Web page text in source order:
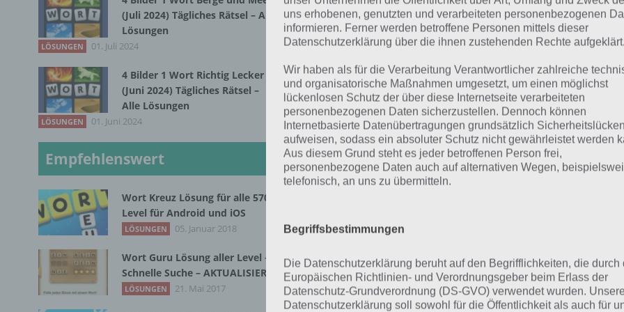
Icomania Level 4 Lösung
132
Nachfolgend haben wir die Lösung zu Icomania in zwei
als Tabelle. Diese ist dabei nach Thema sortiert. Wenn du
musst, brauchst du bloß entsprechend hinzuscrollen und
Bildern und die Lösung dazu.
Wenn dir die Lösung zu Level 4 von Icomania
Häufig gestellte Fragen
Da häufig die gleichen Fragen kommen, hier man eine
zu Level 4:
(Juli 2024) Tägliches Rätsel – Alle
Lösungen
LÖSUNGEN 01. Juli 2024
4 Bilder 1 Wort Richtig Lecker
(Juni 2024) Tägliches Rätsel –
Alle Lösungen
LÖSUNGEN 01. Juni 2024
Empfehlenswert
Wort Kreuz Lösung für alle 570
Level für Android und iOS
LÖSUNGEN 05. Januar 2018
Wort Guru Lösung aller Level –
Schnelle Suche – AKTUALISIERT
LÖSUNGEN 21. Mai 2017
uns erhobenen, genutzten und verarbeiteten personenbezogenen
informieren. Ferner werden betroffene Personen mittels dieser
Datenschutzerklärung über die ihnen zustehenden Rechte aufgeklärt.
Wir haben als für die Verarbeitung Verantwortlicher zahlreiche
und organisatorische Maßnahmen umgesetzt, um einen möglichst
lückenlosen Schutz der über diese Internetseite verarbeiteten
personenbezogenen Daten sicherzustellen. Dennoch können
Internetbasierte Datenübertragungen grundsätzlich Sicherheitslücken
aufweisen, sodass ein absoluter Schutz nicht gewährleistet werden
Aus diesem Grund steht es jeder betroffenen Person frei,
personenbezogene Daten auch auf alternativen Wegen,
telefonisch, an uns zu übermitteln.
Begriffsbestimmungen
Die Datenschutzerklärung beruht auf den Begrifflichkeiten, die durch
Europäischen Richtlinien- und Verordnungsgeber beim Erlass der
Datenschutz-Grundverordnung (DS-GVO) verwendet wurden. Unsere
Datenschutzerklärung soll sowohl für die Öffentlichkeit als auch für